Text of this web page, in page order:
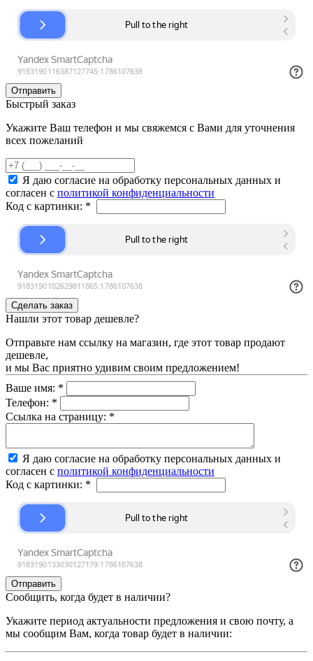
Быстрый заказ
Укажите Ваш телефон и мы свяжемся с Вами для уточнения
всех пожеланий
Я даю согласие на обработку персональных данных и
согласен с политикой конфиденциальности
Код с картинки: *
Нашли этот товар дешевле?
Отправьте нам ссылку на магазин, где этот товар продают
дешевле,
и мы Вас приятно удивим своим предложением!
Ваше имя: *
Телефон: *
Ссылка на страницу: *
Я даю согласие на обработку персональных данных и
согласен с политикой конфиденциальности
Код с картинки: *
Сообщить, когда будет в наличии?
Укажите период актуальности предложения и свою почту, а
мы сообщим Вам, когда товар будет в наличии: